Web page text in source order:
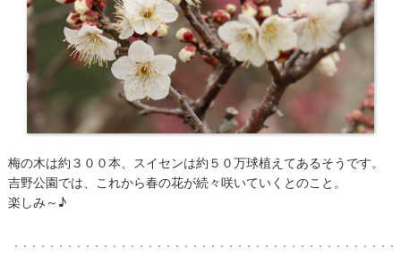
梅の木は約３００本、スイセンは約５０万球植えてあるそうです。
吉野公園では、これから春の花が続々咲いていくとのこと。
楽しみ～♪